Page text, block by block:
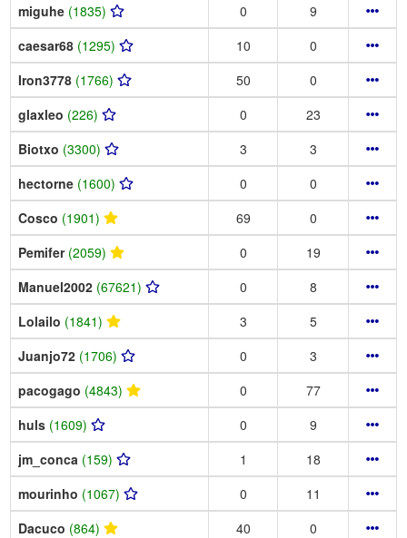
miguhe (1835) 0
9
caesar68 (1295) 10
0
Iron3778 (1766) 50
0
glaxleo (226) 0
23
Biotxo (3300) 3
3
hectorne (1600) 0
0
Cosco (1901) 69
0
Pemifer (2059) 0
19
Manuel2002 (67621) 0
8
Lolailo (1841) 3
5
Juanjo72 (1706) 0
3
pacogago (4843) 0
77
huls (1609) 0
9
jm_conca (159) 1
18
mourinho (1067) 0
11
Dacuco (864) 40
0